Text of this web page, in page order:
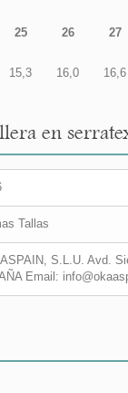
25 26 27
15,3 16,0 16,6
en
Tallas
S.L.U. Avd.
Email: